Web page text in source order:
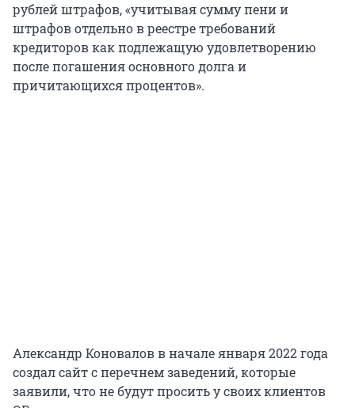
рублей штрафов, «учитывая сумму пени и
штрафов отдельно в реестре требований
кредиторов как подлежащую удовлетворению
после погашения основного долга и
причитающихся процентов».
Александр Коновалов в начале января 2022 года
создал сайт с перечнем заведений, которые
заявили, что не будут просить у своих клиентов